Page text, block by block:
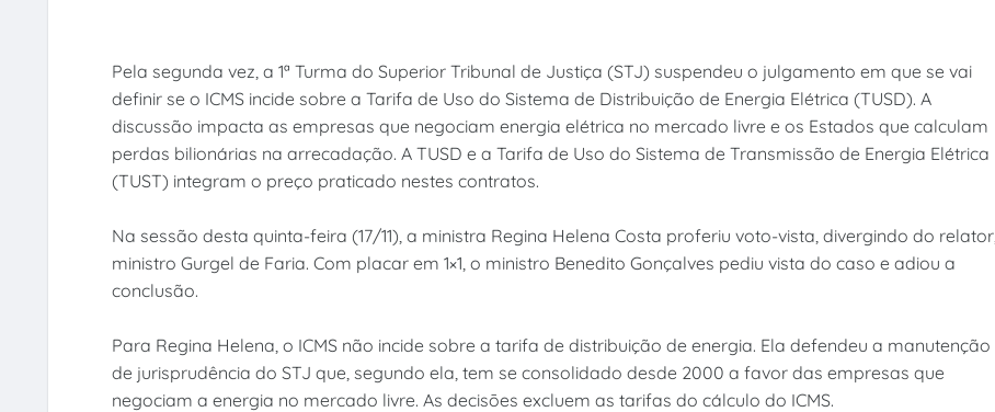
Pela segunda vez, a 1ª Turma do Superior Tribunal de Justiça (STJ) suspendeu o julgamento em que se vai
definir se o ICMS incide sobre a Tarifa de Uso do Sistema de Distribuição de Energia Elétrica (TUSD). A
discussão impacta as empresas que negociam energia elétrica no mercado livre e os Estados que calculam
perdas bilionárias na arrecadação. A TUSD e a Tarifa de Uso do Sistema de Transmissão de Energia Elétrica
(TUST) integram o preço praticado nestes contratos.
Na sessão desta quinta-feira (17/11), a ministra Regina Helena Costa proferiu voto-vista, divergindo do relator,
ministro Gurgel de Faria. Com placar em 1×1, o ministro Benedito Gonçalves pediu vista do caso e adiou a
conclusão.
Para Regina Helena, o ICMS não incide sobre a tarifa de distribuição de energia. Ela defendeu a manutenção
de jurisprudência do STJ que, segundo ela, tem se consolidado desde 2000 a favor das empresas que
negociam a energia no mercado livre. As decisōes excluem as tarifas do cálculo do ICMS.